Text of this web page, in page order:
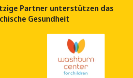
Partner unterstützen das
Gesundheit